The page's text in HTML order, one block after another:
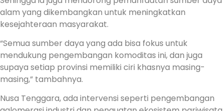
alam yang dikembangkan untuk meningkatkan
kesejahteraan masyarakat.
“Semua sumber daya yang ada bisa fokus untuk
mendukung pengembangan komoditas ini, dan juga
supaya setiap provinsi memiliki ciri khasnya masing-
masing,” tambahnya.
Nusa Tenggara, ada intervensi seperti pengembangan